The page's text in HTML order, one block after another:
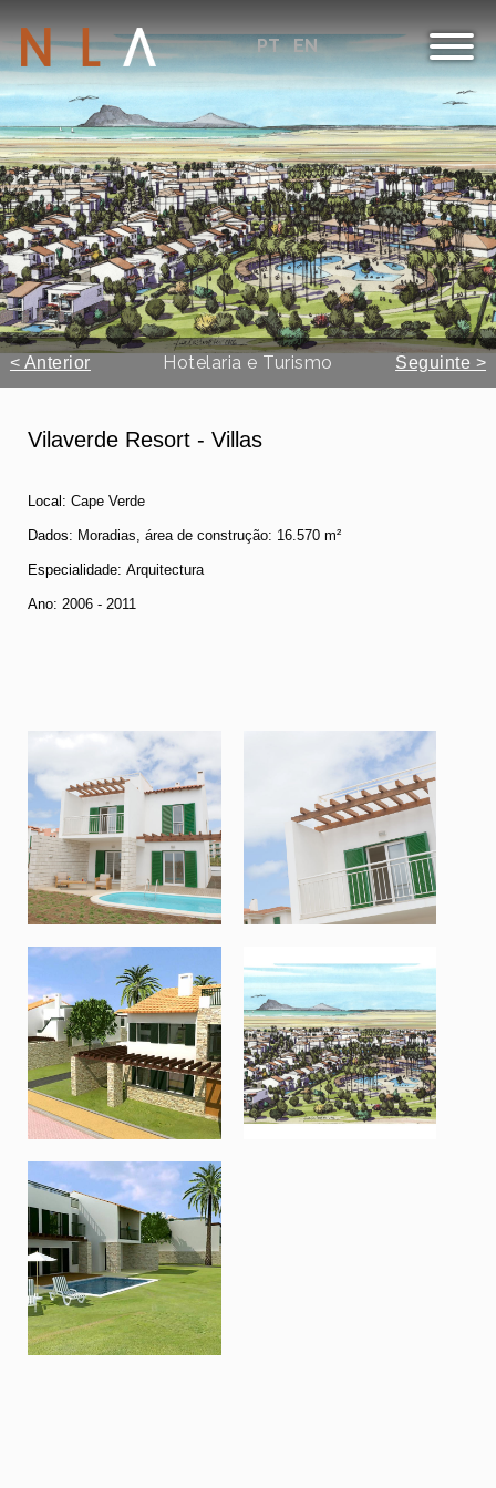
PT EN
< Anterior Seguinte >
Hotelaria e Turismo
Vilaverde Resort - Villas
Local: Cape Verde
Dados: Moradias, área de construção: 16.570 m²
Especialidade: Arquitectura
Ano: 2006 - 2011